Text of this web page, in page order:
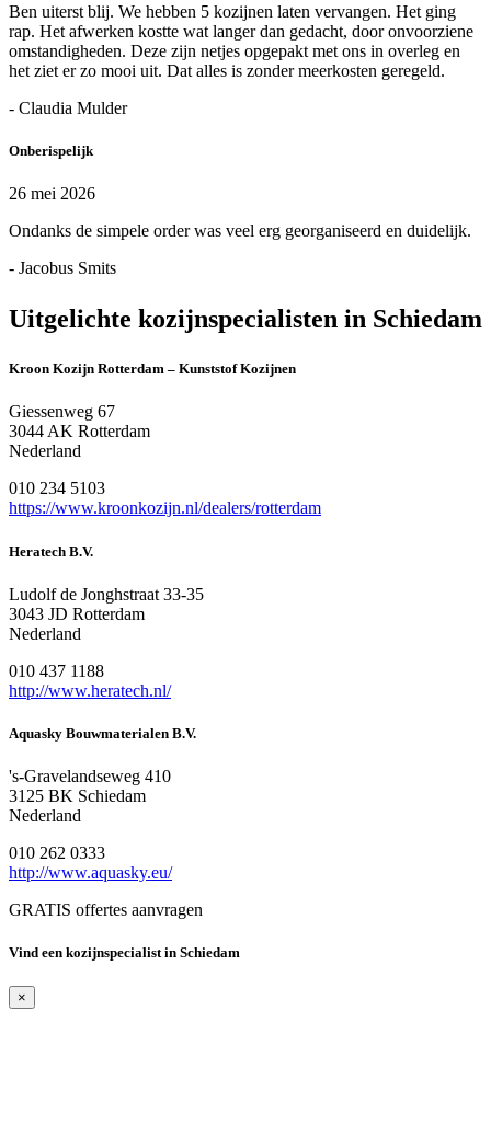
Ben uiterst blij. We hebben 5 kozijnen laten vervangen. Het ging
rap. Het afwerken kostte wat langer dan gedacht, door onvoorziene
omstandigheden. Deze zijn netjes opgepakt met ons in overleg en
het ziet er zo mooi uit. Dat alles is zonder meerkosten geregeld.
- Claudia Mulder
Onberispelijk
26 mei 2026
Ondanks de simpele order was veel erg georganiseerd en duidelijk.
- Jacobus Smits
Uitgelichte kozijnspecialisten in Schiedam
Kroon Kozijn Rotterdam – Kunststof Kozijnen
Giessenweg 67
3044 AK Rotterdam
Nederland
010 234 5103
https://www.kroonkozijn.nl/dealers/rotterdam
Heratech B.V.
Ludolf de Jonghstraat 33-35
3043 JD Rotterdam
Nederland
010 437 1188
http://www.heratech.nl/
Aquasky Bouwmaterialen B.V.
's-Gravelandseweg 410
3125 BK Schiedam
Nederland
010 262 0333
http://www.aquasky.eu/
GRATIS offertes aanvragen
Vind een kozijnspecialist in Schiedam
×